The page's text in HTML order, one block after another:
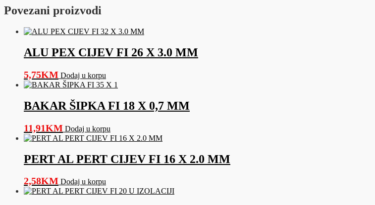
26
količina
Povezani proizvodi
ALU PEX CIJEV FI 26 X 3.0 MM
5,75KM Dodaj u korpu
BAKAR ŠIPKA FI 18 X 0,7 MM
11,91KM Dodaj u korpu
PERT AL PERT CIJEV FI 16 X 2.0 MM
2,58KM Dodaj u korpu